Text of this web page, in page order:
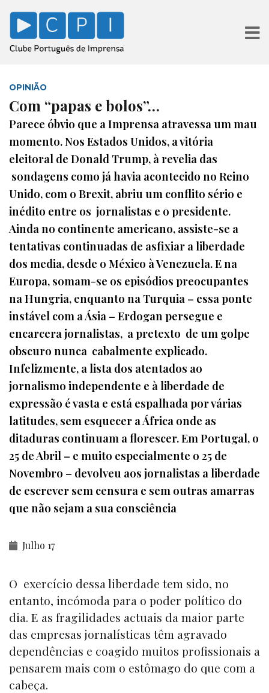
OPINIÃO
Com “papas e bolos”…
Parece óbvio que a Imprensa atravessa um mau
momento. Nos Estados Unidos, a vitória
eleitoral de Donald Trump, à revelia das
sondagens como já havia acontecido no Reino
Unido, com o Brexit, abriu um conflito sério e
inédito entre os jornalistas e o presidente.
Ainda no continente americano, assiste-se a
tentativas continuadas de asfixiar a liberdade
dos media, desde o México à Venezuela. E na
Europa, somam-se os episódios preocupantes
na Hungria, enquanto na Turquia – essa ponte
instável com a Ásia – Erdogan persegue e
encarcera jornalistas, a pretexto de um golpe
obscuro nunca cabalmente explicado.
Infelizmente, a lista dos atentados ao
jornalismo independente e à liberdade de
expressão é vasta e está espalhada por várias
latitudes, sem esquecer a África onde as
ditaduras continuam a florescer. Em Portugal, o
25 de Abril – e muito especialmente o 25 de
Novembro – devolveu aos jornalistas a liberdade
de escrever sem censura e sem outras amarras
que não sejam a sua consciência
Julho 17
O exercício dessa liberdade tem sido, no
entanto, incómoda para o poder político do
dia. E as fragilidades actuais da maior parte
das empresas jornalísticas têm agravado
dependências e coagido muitos profissionais a
pensarem mais com o estômago do que com a
cabeça.